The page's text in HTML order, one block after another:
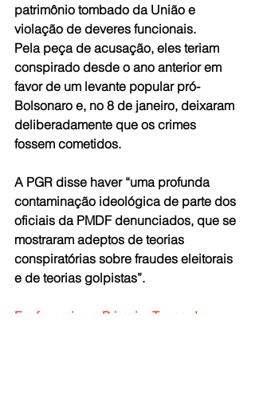
patrimônio tombado da União e
violação de deveres funcionais.
Pela peça de acusação, eles teriam
conspirado desde o ano anterior em
favor de um levante popular pró-
Bolsonaro e, no 8 de janeiro, deixaram
deliberadamente que os crimes
fossem cometidos.
A PGR disse haver “uma profunda
contaminação ideológica de parte dos
oficiais da PMDF denunciados, que se
mostraram adeptos de teorias
conspiratórias sobre fraudes eleitorais
e de teorias golpistas”.
Em fevereiro, a Primeira Turma do